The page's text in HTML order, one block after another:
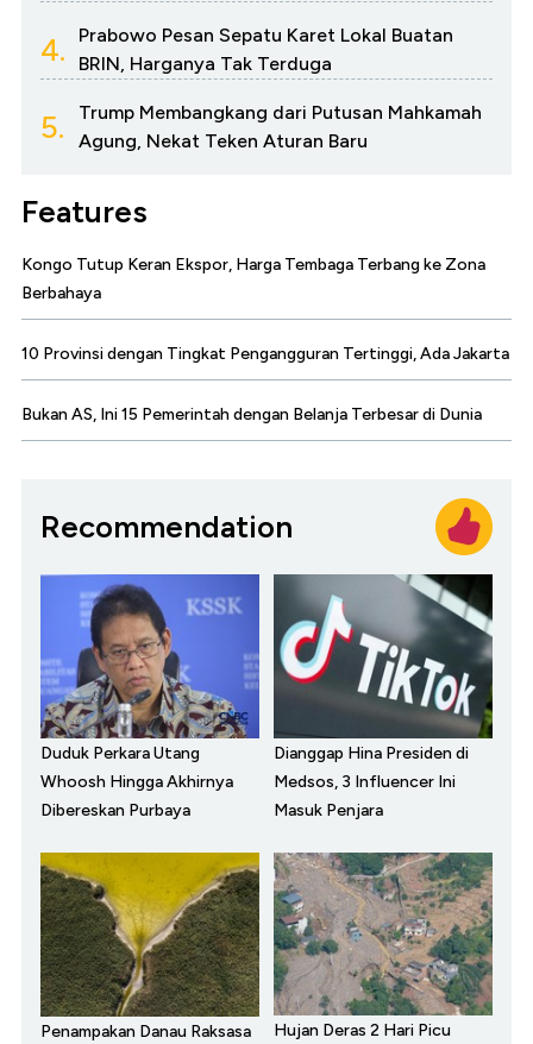
4.
Prabowo Pesan Sepatu Karet Lokal Buatan
BRIN, Harganya Tak Terduga
5.
Trump Membangkang dari Putusan Mahkamah
Agung, Nekat Teken Aturan Baru
Features
Kongo Tutup Keran Ekspor, Harga Tembaga Terbang ke Zona
Berbahaya
10 Provinsi dengan Tingkat Pengangguran Tertinggi, Ada Jakarta
Bukan AS, Ini 15 Pemerintah dengan Belanja Terbesar di Dunia
Recommendation
Duduk Perkara Utang
Whoosh Hingga Akhirnya
Dibereskan Purbaya
Dianggap Hina Presiden di
Medsos, 3 Influencer Ini
Masuk Penjara
Penampakan Danau Raksasa
Hujan Deras 2 Hari Picu